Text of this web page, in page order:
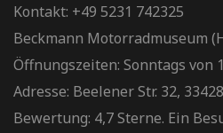
Kontakt: +49 5231 742325
Beckmann Motorradmuseum
Öffnungszeiten: Sonntags von
Adresse: Beelener Str. 32,
Bewertung: 4,7 Sterne. Ein